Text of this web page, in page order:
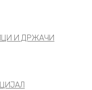
И ДРЖАЧИ